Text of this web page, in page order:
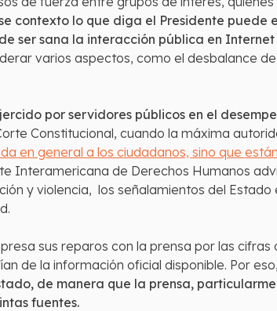
contexto lo que diga el Presidente puede
ser sana la interacción pública en
varios aspectos, como el desbalance
por servidores públicos en el
Constitucional, cuando la máxima
en general a los ciudadanos, sino que
Interamericana de Derechos Humanos
y violencia, los señalamientos del
sus reparos con la prensa por las
de la información oficial disponible. Por eso,
de manera que la prensa,
fuentes.